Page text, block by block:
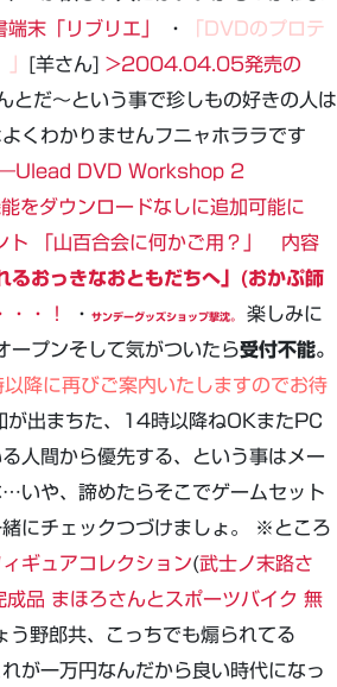
末「リブリエ」 ・
「DVDのプロテ
[羊さん] >2004.04.05発売の
とだ～という事で珍しもの好きの人は
くわかりませんフニャホララです
DVD Workshop 2
をダウンロードなしに追加可能に
ト 「山百合会に何かご用？」 内容
るおっきなおともだちへ」(おかぷ師
・！ ・ サンデーグッズショップ撃沈。
楽しみに
ープンそして気がついたら受付不能。
降に再びご案内いたしますのでお待
が出まちた、14時以降ねOKまたPC
人間から優先する、という事はメー
いや、諦めたらそこでゲームセット
にチェックつづけましょ。 ※ところ
ギュアコレクション(武士ノ末路さ
成品 まほろさんとスポーツバイク 無
う野郎共、こっちでも煽られてる
が一万円なんだから良い時代になっ